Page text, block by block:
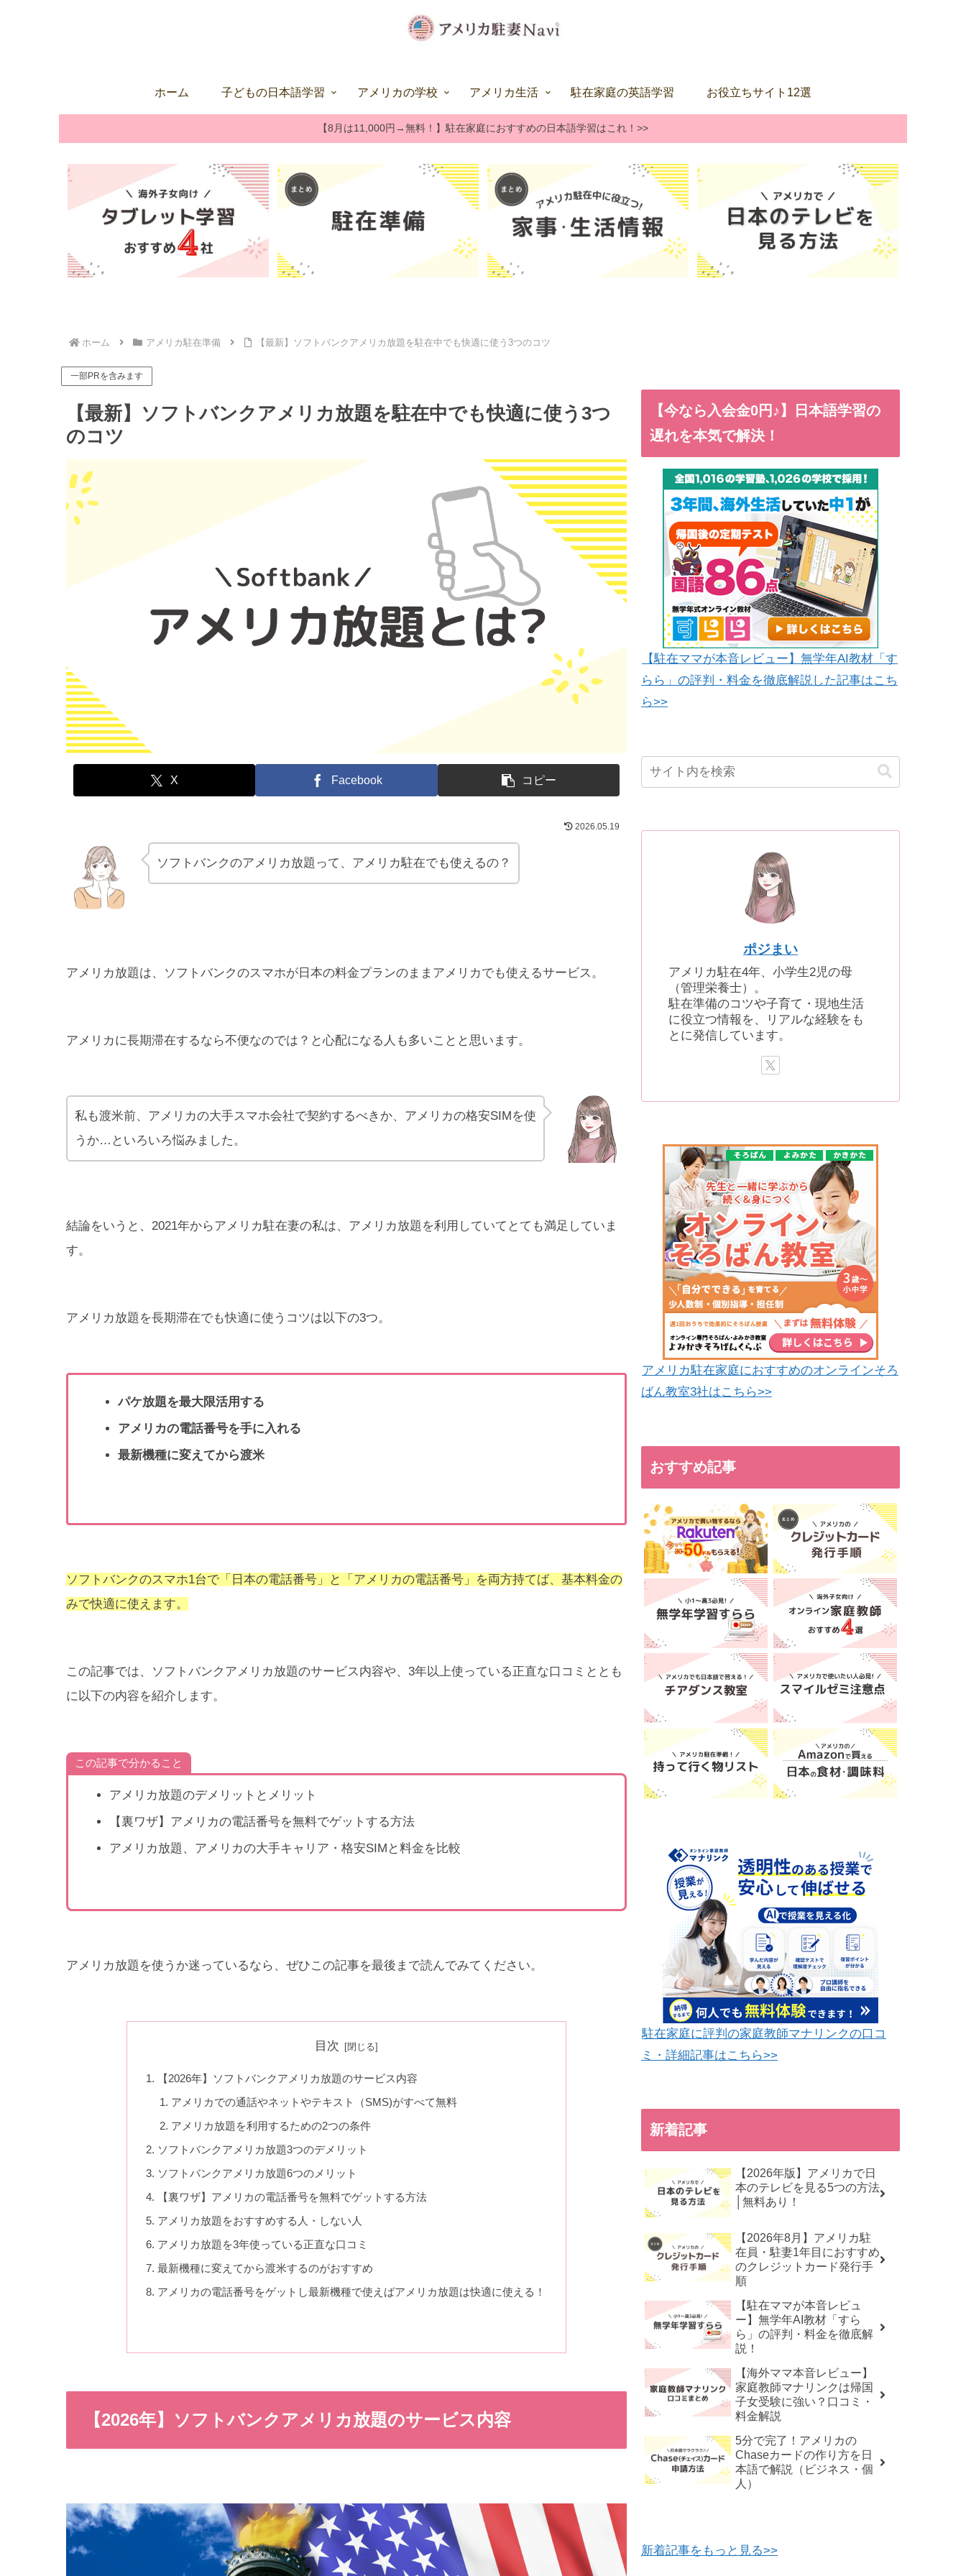
ホーム 子どもの日本語学習 アメリカの学校 アメリカ生活 駐在家庭の英語学習 お役立ちサイト12選
【8月は11,000円→無料！】駐在家庭におすすめの日本語学習はこれ！>>
ホーム アメリカ駐在準備 【最新】ソフトバンクアメリカ放題を駐在中でも快適に使う3つのコツ
一部PRを含みます
【最新】ソフトバンクアメリカ放題を駐在中でも快適に使う3つ
のコツ
X Facebook コピー
2026.05.19
ソフトバンクのアメリカ放題って、アメリカ駐在でも使えるの？
アメリカ放題は、ソフトバンクのスマホが日本の料金プランのままアメリカでも使えるサービス。
アメリカに長期滞在するなら不便なのでは？と心配になる人も多いことと思います。
私も渡米前、アメリカの大手スマホ会社で契約するべきか、アメリカの格安SIMを使
うか…といろいろ悩みました。
結論をいうと、2021年からアメリカ駐在妻の私は、アメリカ放題を利用していてとても満足していま
す。
アメリカ放題を長期滞在でも快適に使うコツは以下の3つ。
パケ放題を最大限活用する
アメリカの電話番号を手に入れる
最新機種に変えてから渡米
ソフトバンクのスマホ1台で「日本の電話番号」と「アメリカの電話番号」を両方持てば、基本料金の
みで快適に使えます。
この記事では、ソフトバンクアメリカ放題のサービス内容や、3年以上使っている正直な口コミととも
に以下の内容を紹介します。
この記事で分かること
アメリカ放題のデメリットとメリット
【裏ワザ】アメリカの電話番号を無料でゲットする方法
アメリカ放題、アメリカの大手キャリア・格安SIMと料金を比較
アメリカ放題を使うか迷っているなら、ぜひこの記事を最後まで読んでみてください。
目次
【2026年】ソフトバンクアメリカ放題のサービス内容
アメリカでの通話やネットやテキスト（SMS)がすべて無料
アメリカ放題を利用するための2つの条件
ソフトバンクアメリカ放題3つのデメリット
ソフトバンクアメリカ放題6つのメリット
【裏ワザ】アメリカの電話番号を無料でゲットする方法
アメリカ放題をおすすめする人・しない人
アメリカ放題を3年使っている正直な口コミ
最新機種に変えてから渡米するのがおすすめ
アメリカの電話番号をゲットし最新機種で使えばアメリカ放題は快適に使える！
【2026年】ソフトバンクアメリカ放題のサービス内容
【今なら入会金0円♪】日本語学習の
遅れを本気で解決！
【駐在ママが本音レビュー】無学年AI教材「す
らら」の評判・料金を徹底解説した記事はこち
ら>>
ポジまい
アメリカ駐在4年、小学生2児の母
（管理栄養士）。
駐在準備のコツや子育て・現地生活
に役立つ情報を、リアルな経験をも
とに発信しています。
アメリカ駐在家庭におすすめのオンラインそろ
ばん教室3社はこちら>>
おすすめ記事
駐在家庭に評判の家庭教師マナリンクの口コ
ミ・詳細記事はこちら>>
新着記事
【2026年版】アメリカで日
本のテレビを見る5つの方法
│無料あり！
【2026年8月】アメリカ駐
在員・駐妻1年目におすすめ
のクレジットカード発行手
順
【駐在ママが本音レビュ
ー】無学年AI教材「すら
ら」の評判・料金を徹底解
説！
【海外ママ本音レビュー】
家庭教師マナリンクは帰国
子女受験に強い？口コミ・
料金解説
5分で完了！アメリカの
Chaseカードの作り方を日
本語で解説（ビジネス・個
人）
新着記事をもっと見る>>